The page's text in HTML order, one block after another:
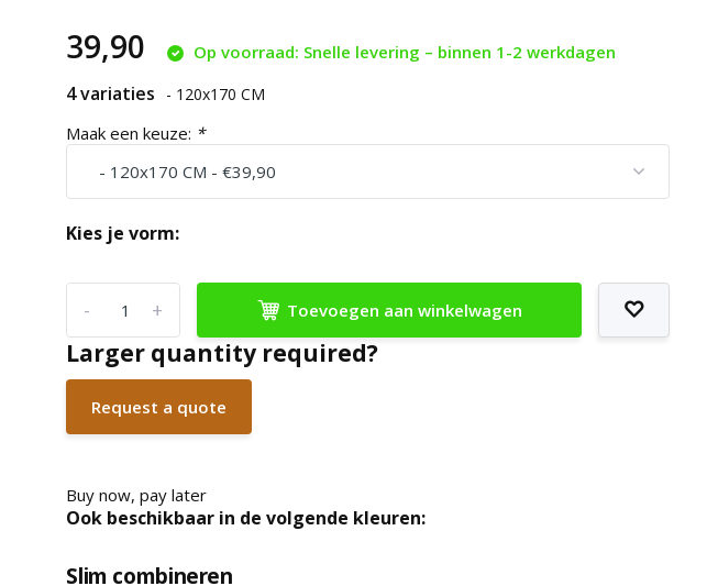
39,90 Op voorraad: Snelle levering – binnen 1-2 werkdagen
4 variaties - 120x170 CM
Maak een keuze: *
Kies je vorm:
+
- Toevoegen aan winkelwagen
Larger quantity required?
Request a quote
Buy now, pay later
Ook beschikbaar in de volgende kleuren:
Slim combineren